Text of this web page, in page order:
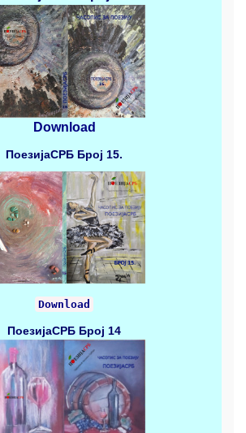
Download
ПоезијаСРБ Број 15.
Download
ПоезијаСРБ Број 14